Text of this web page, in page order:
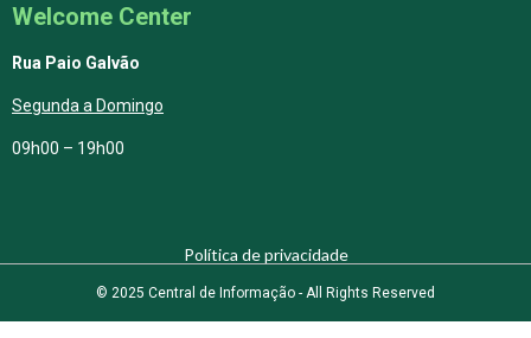
Welcome Center
Rua Paio Galvão
Segunda a Domingo
09h00 – 19h00
Política de privacidade
© 2025 Central de Informação - All Rights Reserved